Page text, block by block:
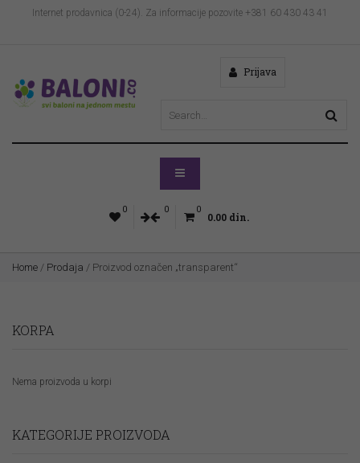
Internet prodavnica (0-24). Za informacije pozovite +381 60 430 43 41
Prijava
0 0 0
0.00 din.
Home / Prodaja / Proizvod označen „transparent“
KORPA
Nema proizvoda u korpi
KATEGORIJE PROIZVODA